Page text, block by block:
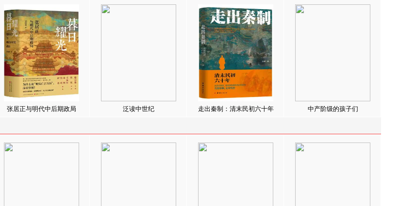
张居正与明代中后期政局 泛读中世纪 走出秦制：清末民初六十年 中产阶级的孩子们